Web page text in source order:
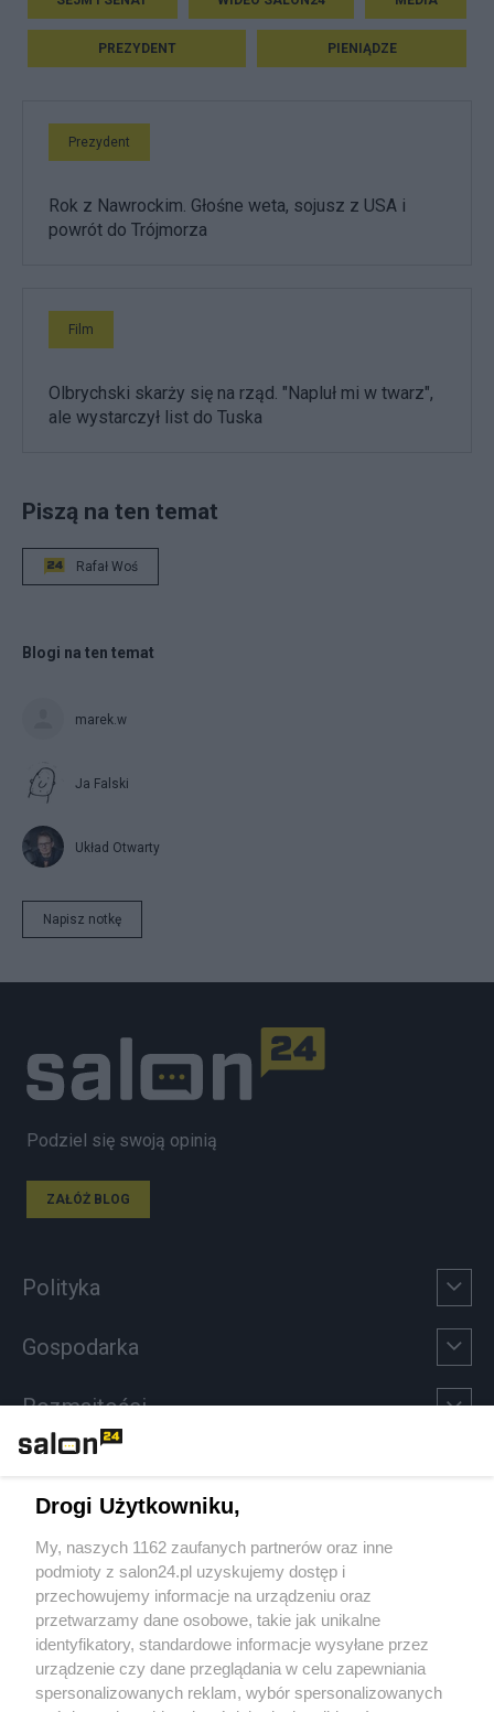
PREZYDENT PIENIĄDZE
Prezydent
Rok z Nawrockim. Głośne weta, sojusz z USA i
powrót do Trójmorza
Film
Olbrychski skarży się na rząd. "Napluł mi w twarz",
ale wystarczył list do Tuska
Piszą na ten temat
Rafał Woś
Blogi na ten temat
marek.w
Ja Falski
Układ Otwarty
Napisz notkę
Podziel się swoją opinią
ZAŁÓŻ BLOG
Polityka
Gospodarka
Rozmaitości
Sport
Społeczeństwo
Kultura
Drogi Użytkowniku,
My, naszych 1162 zaufanych partnerów oraz inne
podmioty z salon24.pl uzyskujemy dostęp i
przechowujemy informacje na urządzeniu oraz
przetwarzamy dane osobowe, takie jak unikalne
identyfikatory, standardowe informacje wysyłane przez
urządzenie czy dane przeglądania w celu zapewniania
spersonalizowanych reklam, wybór spersonalizowanych